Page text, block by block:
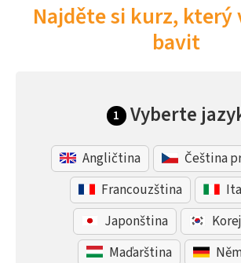
Najděte si kurz, který
bavit
1 Vyberte
Angličtina
Čeština
Francouzština
Japonština
Maďarština